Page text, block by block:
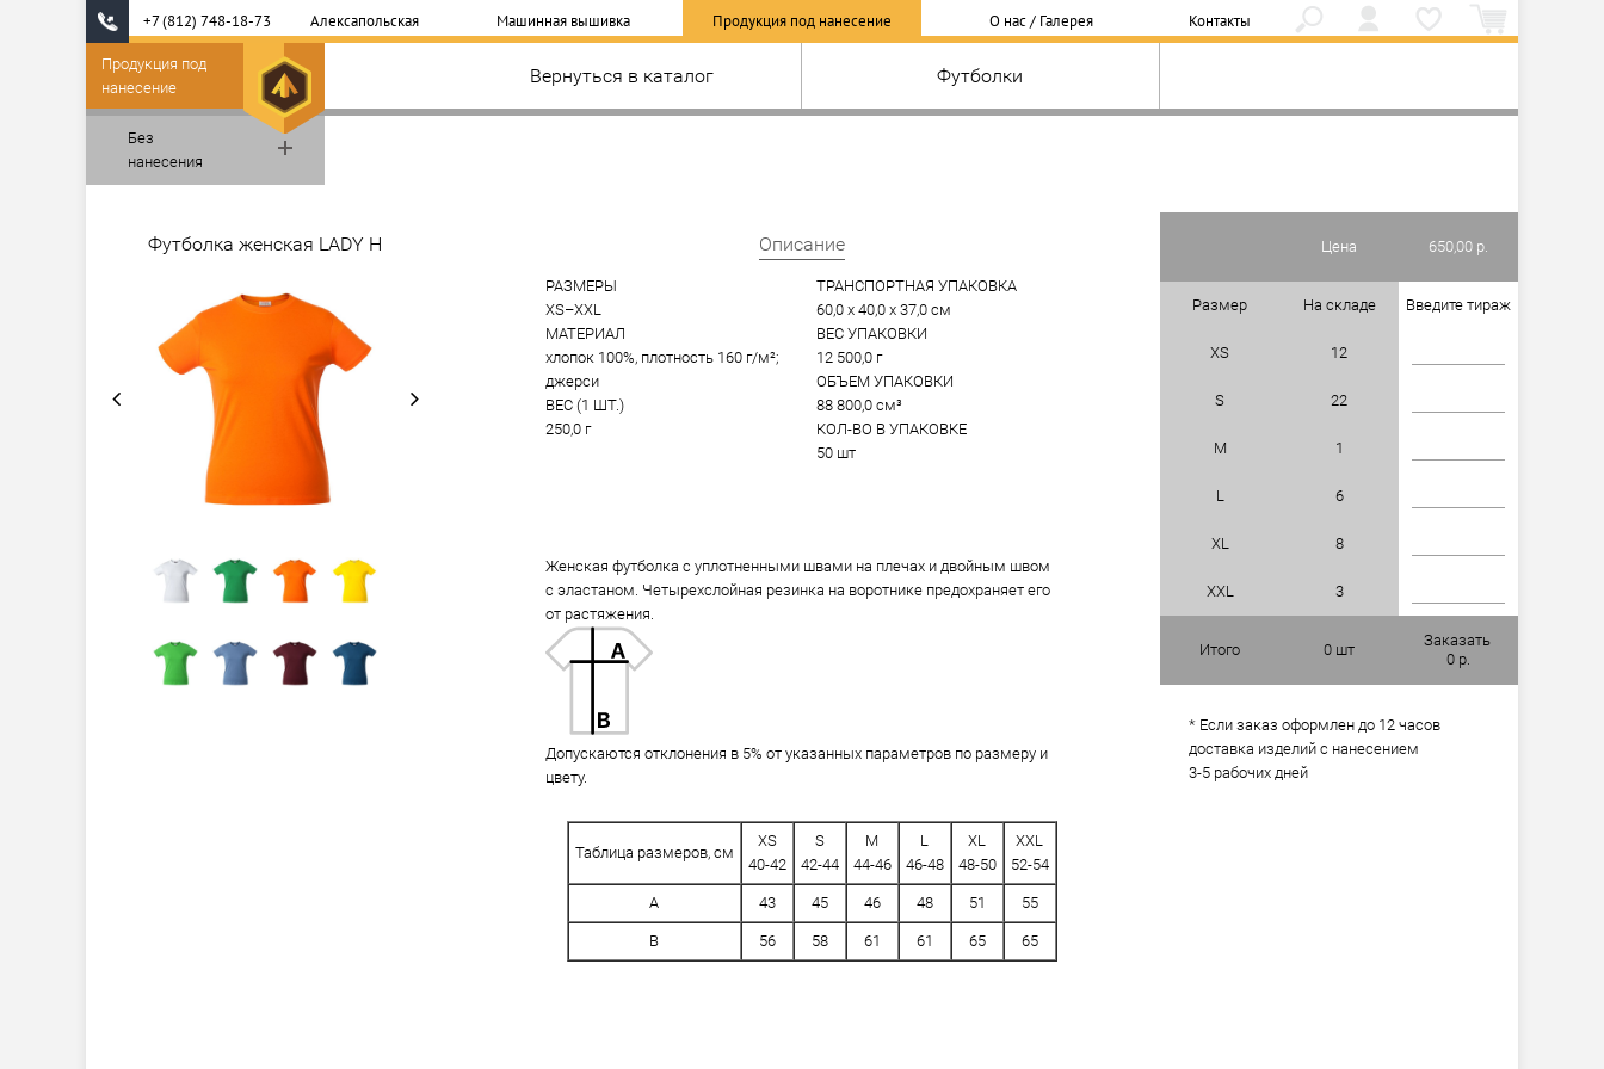
+7 (812) 748-18-73 Алексапольская Машинная вышивка Продукция под нанесение О нас / Галерея Контакты
Вернуться в каталог Футболки
Продукция под
нанесение
Без
нанесения
Футболка женская LADY H Цена 650,00 р.
Размер На складе Введите тираж
XS 12
S 22
M 1
L 6
XL 8
XXL 3
Итого 0 шт
Заказать
0 р.
* Если заказ оформлен до 12 часов
доставка изделий с нанесением
3-5 рабочих дней
Описание
РАЗМЕРЫ
XS–XXL
МАТЕРИАЛ
хлопок 100%, плотность 160 г/м²;
джерси
ВЕС (1 ШТ.)
250,0 г
ТРАНСПОРТНАЯ УПАКОВКА
60,0 x 40,0 x 37,0 см
ВЕС УПАКОВКИ
12 500,0 г
ОБЪЕМ УПАКОВКИ
88 800,0 см³
КОЛ-ВО В УПАКОВКЕ
50 шт
Женская футболка с уплотненными швами на плечах и двойным швом
с эластаном. Четырехслойная резинка на воротнике предохраняет его
от растяжения.
Допускаются отклонения в 5% от указанных параметров по размеру и
цвету.
Таблица размеров, см
XS
40-42
S
42-44
M
44-46
L
46-48
XL
48-50
XXL
52-54
A 43 45 46 48 51 55
B 56 58 61 61 65 65